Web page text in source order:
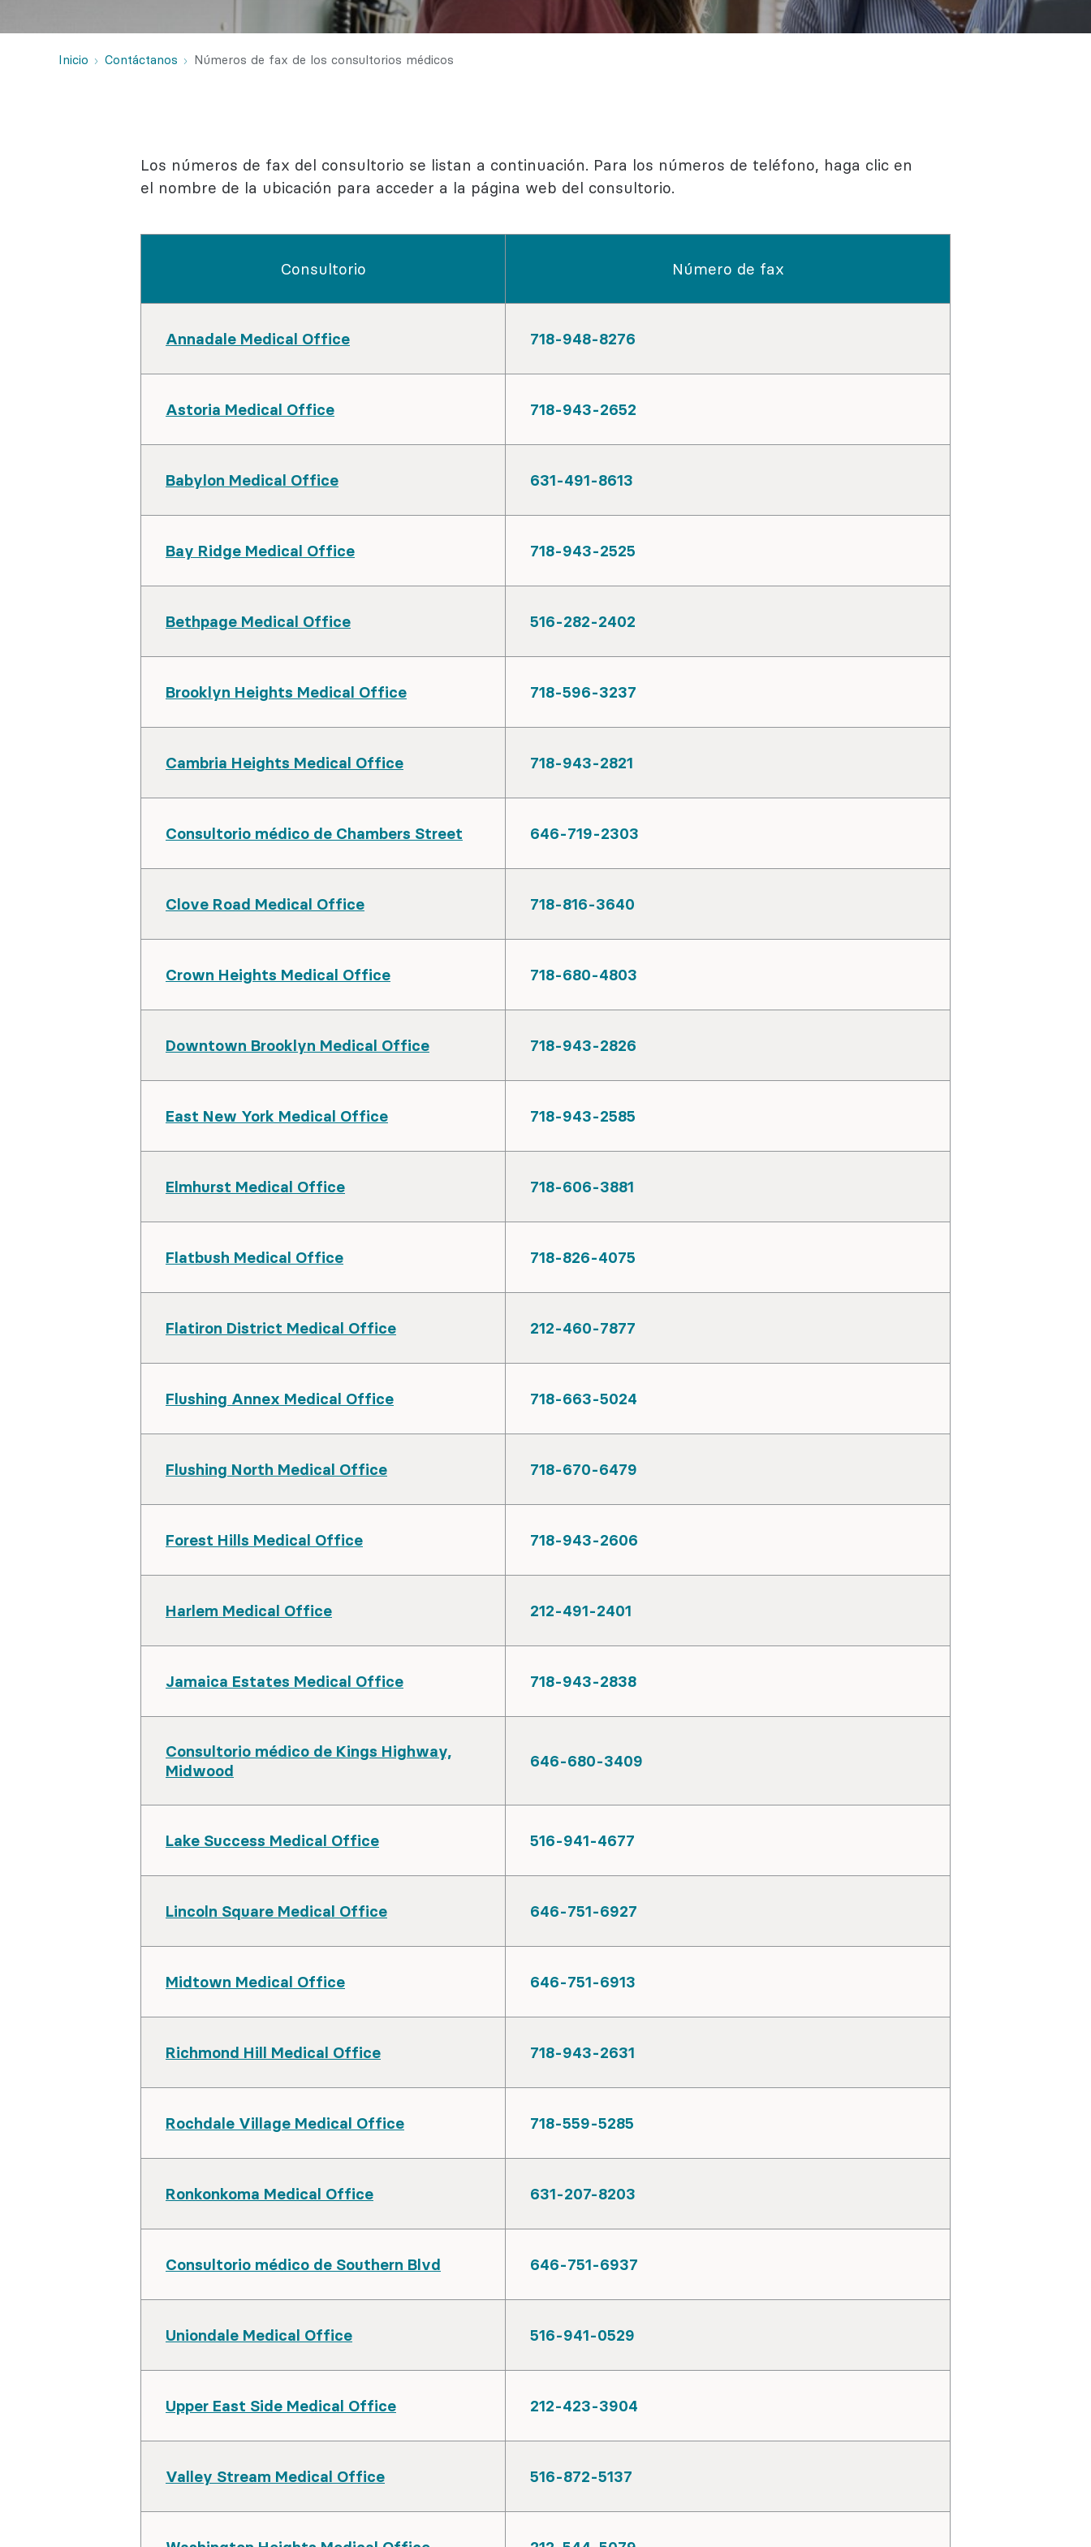
Más información
Salud conductual
Reumatología
Inicio Contáctanos Números de fax de los consultorios médicos
Los números de fax del consultorio se listan a continuación. Para los números de teléfono, haga clic en
el nombre de la ubicación para acceder a la página web del consultorio.
Consultorio Número de fax
Annadale Medical Office 718-​​948-​​8276
Astoria Medical Office 718-943-2652
Babylon Medical Office 631-491-8613
Bay Ridge Medical Office 718-943-2525
Bethpage Medical Office 516-282-2402
Brooklyn Heights Medical Office 718-596-3237
Cambria Heights Medical Office 718-943-2821
Consultorio médico de Chambers Street 646-719-2303
Clove Road Medical Office 718-816-3640
Crown Heights Medical Office 718-680-4803
Downtown Brooklyn Medical Office 718-943-2826
East New York Medical Office 718-943-2585
Elmhurst Medical Office 718-606-3881
Flatbush Medical Office 718-826-4075
Flatiron District Medical Office 212-460-7877
Flushing Annex Medical Office 718-663-5024
Flushing North Medical Office 718-670-6479
Forest Hills Medical Office 718-943-2606
Harlem Medical Office 212-491-2401
Jamaica Estates Medical Office 718-943-2838
Consultorio médico de Kings Highway,
Midwood
646-680-3409
Lake Success Medical Office 516-941-4677
Lincoln Square Medical Office 646-751-6927
Midtown Medical Office 646-751-6913
Richmond Hill Medical Office 718-943-2631
Rochdale Village Medical Office 718-559-5285
Ronkonkoma Medical Office 631-207-8203
Consultorio médico de Southern Blvd 646-751-6937
Uniondale Medical Office 516-941-0529
Upper East Side Medical Office 212-423-3904
Valley Stream Medical Office 516-872-5137